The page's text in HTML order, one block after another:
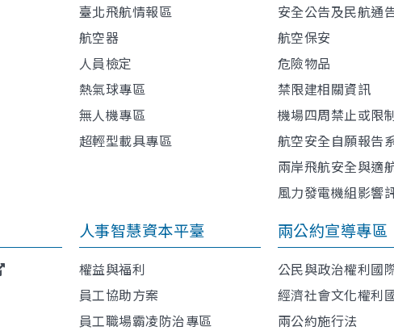
臺北飛航情報區
航空器
人員檢定
熱氣球專區
無人機專區
超輕型載具專區
安全公告及民航通
航空保安
危險物品
禁限建相關資訊
機場四周禁止或限
航空安全自願報告
兩岸飛航安全與適
風力發電機組影響
人事智慧資本平臺
權益與福利
員工協助方案
員工職場霸凌防治專區
兩公約宣導專區
公民與政治權利國
經濟社會文化權利
兩公約施行法